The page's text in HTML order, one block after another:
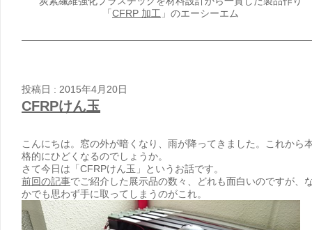
「CFRP 加工 」のエーシーエム
投稿日 : 2015年4月20日
CFRPけん玉
こんにちは。窓の外が暗くなり、雨が降ってきました。これから
格的にひどくなるのでしょうか。
さて今日は「CFRPけん玉」というお話です。
前回の記事でご紹介した展示品の数々、どれも面白いのですが、
かでも思わず手に取ってしまうのがこれ。